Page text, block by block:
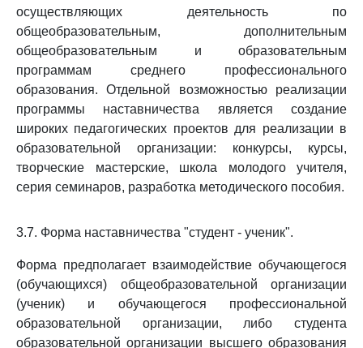
осуществляющих деятельность по
общеобразовательным, дополнительным
общеобразовательным и образовательным
программам среднего профессионального
образования. Отдельной возможностью реализации
программы наставничества является создание
широких педагогических проектов для реализации в
образовательной организации: конкурсы, курсы,
творческие мастерские, школа молодого учителя,
серия семинаров, разработка методического пособия.
3.7. Форма наставничества "студент - ученик".
Форма предполагает взаимодействие обучающегося
(обучающихся) общеобразовательной организации
(ученик) и обучающегося профессиональной
образовательной организации, либо студента
образовательной организации высшего образования